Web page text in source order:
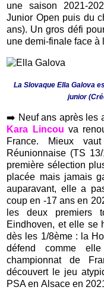
une saison 2021-
Junior Open puis du
ans). Un gros défi
une demi-finale face à
La Slovaque Ella Galova
junior
➡️ Neuf ans après les
Kara Lincou va
France. Mieux
Réunionnaise (TS
première sélection
placée mais jamais
auparavant, elle a
coup en -17 ans en
les deux premiers
Eindhoven, et elle se
dès les 1/8ème : la
défend comme
championnat de
découvert le jeu
PSA en Alsace en